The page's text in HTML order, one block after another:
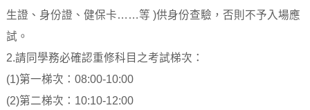
生證、身份證、健保卡……等 )供身份查驗，否則不予入場應
試。
2.請同學務必確認重修科目之考試梯次：
(1)第一梯次：08:00-10:00
(2)第二梯次：10:10-12:00